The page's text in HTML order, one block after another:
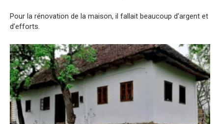
Pour la rénovation de la maison, il fallait beaucoup d’argent et
d’efforts.